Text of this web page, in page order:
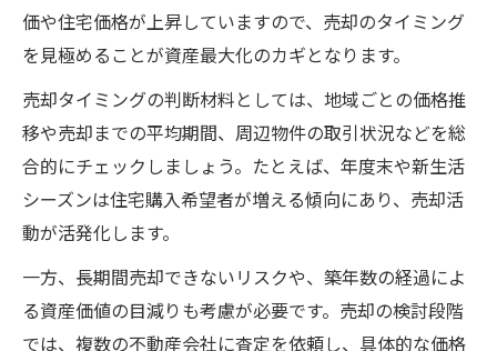
価や住宅価格が上昇していますので、売却のタイミング
を見極めることが資産最大化のカギとなります。
売却タイミングの判断材料としては、地域ごとの価格推
移や売却までの平均期間、周辺物件の取引状況などを総
合的にチェックしましょう。たとえば、年度末や新生活
シーズンは住宅購入希望者が増える傾向にあり、売却活
動が活発化します。
一方、長期間売却できないリスクや、築年数の経過によ
る資産価値の目減りも考慮が必要です。売却の検討段階
では、複数の不動産会社に査定を依頼し、具体的な価格